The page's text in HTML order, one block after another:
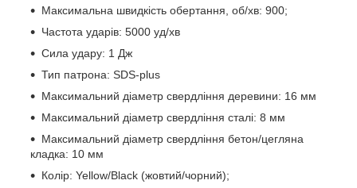
Максимальна швидкість обертання, об/хв: 900;
Частота ударів: 5000 уд/хв
Сила удару: 1 Дж
Тип патрона: SDS-plus
Максимальний діаметр свердління деревини: 16 мм
Максимальний діаметр свердління сталі: 8 мм
Максимальний діаметр свердління бетон/цегляна
кладка: 10 мм
Колір: Yellow/Black (жовтий/чорний);